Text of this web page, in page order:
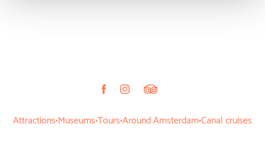
Attractions•Museums•Tours•Around Amsterdam•Canal cruises